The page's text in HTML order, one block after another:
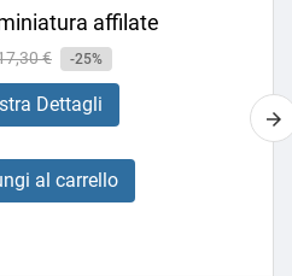
affilate
€ -25%
Dettagli
al carrello